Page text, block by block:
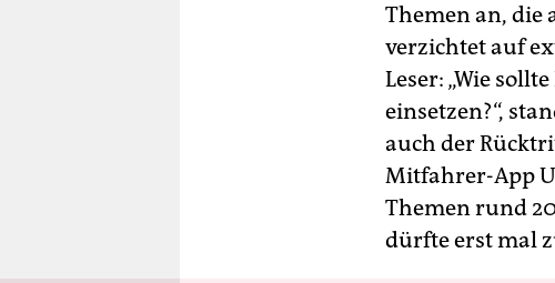
Themen an, die
verzichtet auf
Leser: „Wie
einsetzen?“,
auch der
Mitfahrer-App
Themen rund
dürfte erst mal